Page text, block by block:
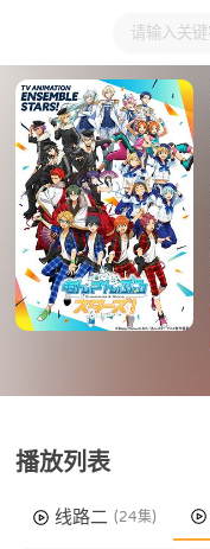
大家在看 日本动漫
播放列表
线路二 (24集)